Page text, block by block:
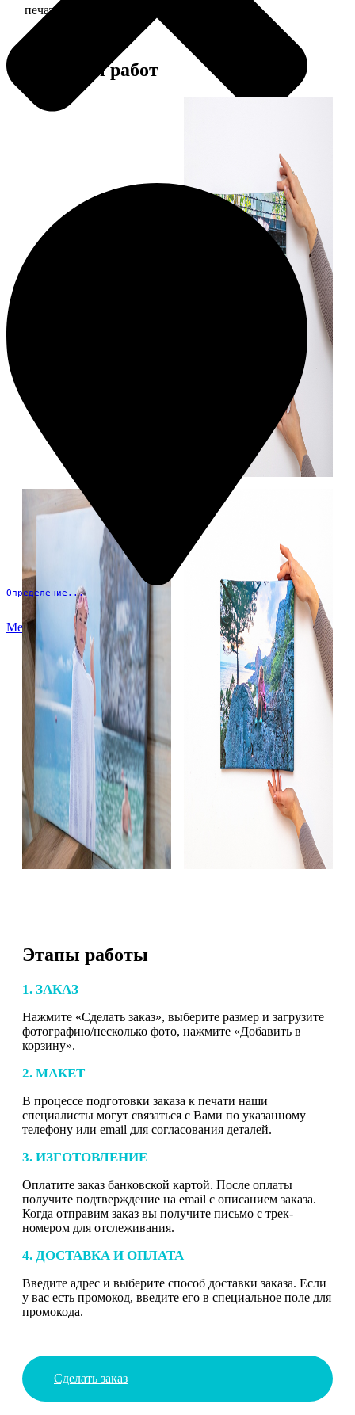
Определение...
Меню
печать фото на холсте с подрамником
Примеры работ
Этапы работы
1. ЗАКАЗ
Нажмите «Сделать заказ», выберите размер и загрузите
фотографию/несколько фото, нажмите «Добавить в
корзину».
2. МАКЕТ
В процессе подготовки заказа к печати наши
специалисты могут связаться с Вами по указанному
телефону или email для согласования деталей.
3. ИЗГОТОВЛЕНИЕ
Оплатите заказ банковской картой. После оплаты
получите подтверждение на email с описанием заказа.
Когда отправим заказ вы получите письмо с трек-
номером для отслеживания.
4. ДОСТАВКА И ОПЛАТА
Введите адрес и выберите способ доставки заказа. Если
у вас есть промокод, введите его в специальное поле для
промокода.
Сделать заказ